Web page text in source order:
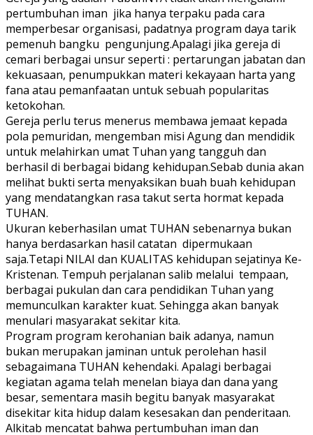
pertumbuhan iman jika hanya terpaku pada cara
memperbesar organisasi, padatnya program daya tarik
pemenuh bangku pengunjung.Apalagi jika gereja di
cemari berbagai unsur seperti : pertarungan jabatan dan
kekuasaan, penumpukkan materi kekayaan harta yang
fana atau pemanfaatan untuk sebuah popularitas
ketokohan.
Gereja perlu terus menerus membawa jemaat kepada
pola pemuridan, mengemban misi Agung dan mendidik
untuk melahirkan umat Tuhan yang tangguh dan
berhasil di berbagai bidang kehidupan.Sebab dunia akan
melihat bukti serta menyaksikan buah buah kehidupan
yang mendatangkan rasa takut serta hormat kepada
TUHAN.
Ukuran keberhasilan umat TUHAN sebenarnya bukan
hanya berdasarkan hasil catatan dipermukaan
saja.Tetapi NILAI dan KUALITAS kehidupan sejatinya Ke-
Kristenan. Tempuh perjalanan salib melalui tempaan,
berbagai pukulan dan cara pendidikan Tuhan yang
memunculkan karakter kuat. Sehingga akan banyak
menulari masyarakat sekitar kita.
Program program kerohanian baik adanya, namun
bukan merupakan jaminan untuk perolehan hasil
sebagaimana TUHAN kehendaki. Apalagi berbagai
kegiatan agama telah menelan biaya dan dana yang
besar, sementara masih begitu banyak masyarakat
disekitar kita hidup dalam kesesakan dan penderitaan.
Alkitab mencatat bahwa pertumbuhan iman dan